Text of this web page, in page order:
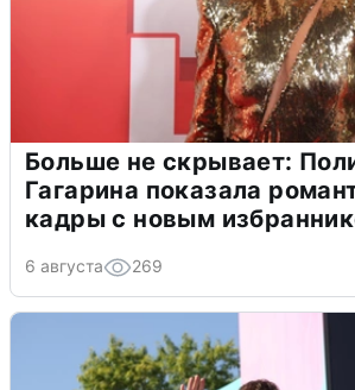
Больше не скрывает:
Гагарина показала
кадры с новым
6 августа 269